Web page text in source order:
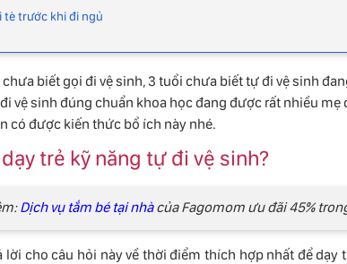
tè trước khi đi ngủ
biết gọi đi vệ sinh, 3 tuổi chưa biết tự đi vệ sinh
vệ sinh đúng chuẩn khoa học đang được rất nhiều mẹ
có được kiến thức bổ ích này nhé.
trẻ kỹ năng tự đi vệ sinh?
Dịch vụ tắm bé tại nhàcủa Fagomom ưu đãi 45%
lời cho câu hỏi này về thời điểm thích hợp nhất để